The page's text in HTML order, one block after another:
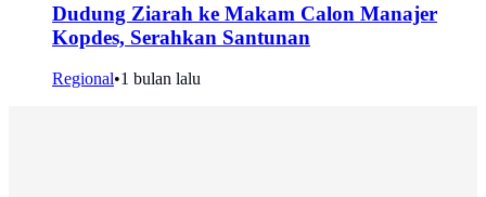
Dudung Ziarah ke Makam Calon Manajer
Kopdes, Serahkan Santunan
Regional•1 bulan lalu